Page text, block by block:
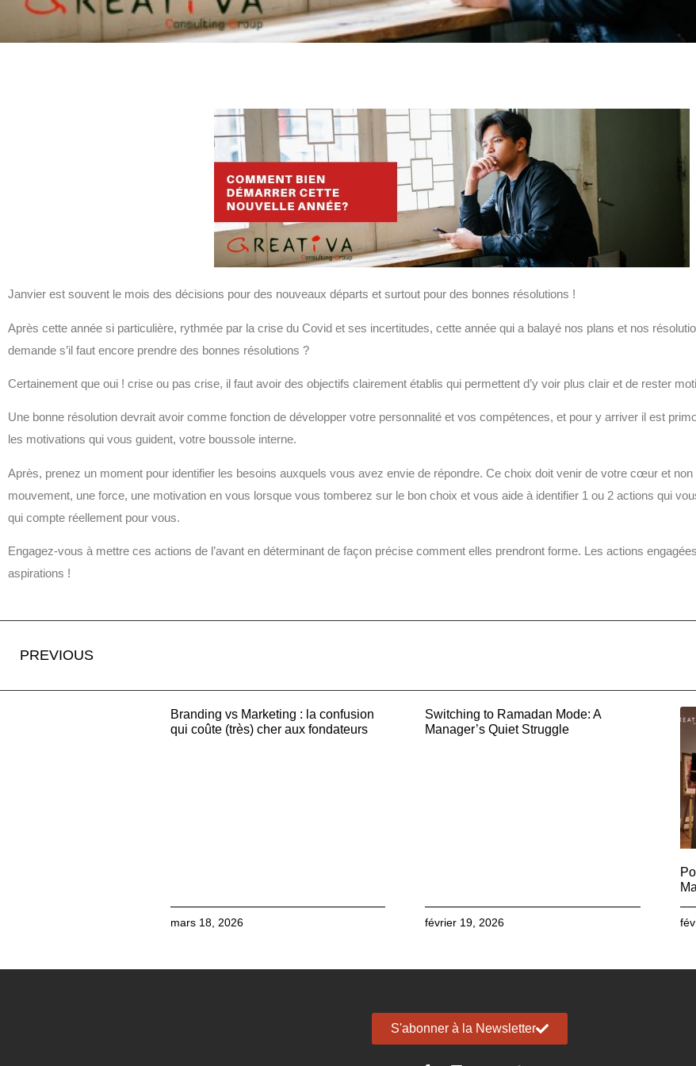
Janvier est souvent le mois des décisions pour des nouveaux départs et surtout pour des bonnes résolutions !
Après cette année si particulière, rythmée par la crise du Covid et ses incertitudes, cette année qui a balayé nos plans et nos
demande s’il faut encore prendre des bonnes résolutions ?
Certainement que oui ! crise ou pas crise, il faut avoir des objectifs clairement établis qui permettent d’y voir plus clair et de rester
Une bonne résolution devrait avoir comme fonction de développer votre personnalité et vos compétences, et pour y arriver il est
les motivations qui vous guident, votre boussole interne.
Après, prenez un moment pour identifier les besoins auxquels vous avez envie de répondre. Ce choix doit venir de votre cœur et
mouvement, une force, une motivation en vous lorsque vous tomberez sur le bon choix et vous aide à identifier 1 ou 2 actions qui
qui compte réellement pour vous.
Engagez-vous à mettre ces actions de l’avant en déterminant de façon précise comment elles prendront forme. Les actions
aspirations !
PREVIOUS
Branding vs Marketing : la confusion
qui coûte (très) cher aux fondateurs
mars 18, 2026
Switching to Ramadan Mode: A
Manager’s Quiet Struggle
février 19, 2026
S'abonner à la Newsletter